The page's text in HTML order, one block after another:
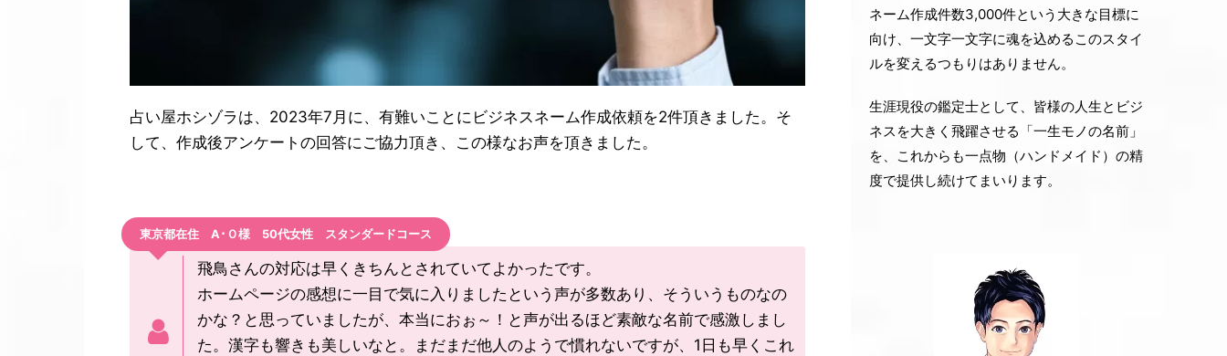
占い屋ホシゾラは、2023年7月に、有難いことにビジネスネーム作成依頼を2件頂きました。そ
して、作成後アンケートの回答にご協力頂き、この様なお声を頂きました。
東京都在住 A･Ｏ様 50代女性 スタンダードコース
飛鳥さんの対応は早くきちんとされていてよかったです。
ホームページの感想に一目で気に入りましたという声が多数あり、そういうものなの
かな？と思っていましたが、本当におぉ～！と声が出るほど素敵な名前で感激しまし
た。漢字も響きも美しいなと。まだまだ他人のようで慣れないですが、1日も早くこれ
ネーム作成件数3,000件という大きな目標に
向け、一文字一文字に魂を込めるこのスタイ
ルを変えるつもりはありません。
生涯現役の鑑定士として、皆様の人生とビジ
ネスを大きく飛躍させる「一生モノの名前」
を、これからも一点物（ハンドメイド）の精
度で提供し続けてまいります。